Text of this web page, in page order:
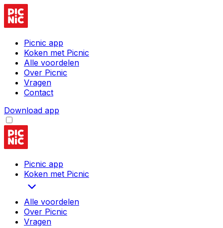
Picnic app
Koken met Picnic
Alle voordelen
Over Picnic
Vragen
Contact
Download app
Picnic app
Koken met Picnic
Alle voordelen
Over Picnic
Vragen